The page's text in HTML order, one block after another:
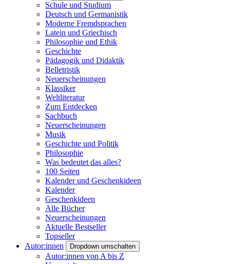
Schule und Studium
Deutsch und Germanistik
Moderne Fremdsprachen
Latein und Griechisch
Philosophie und Ethik
Geschichte
Pädagogik und Didaktik
Belletristik
Neuerscheinungen
Klassiker
Weltliteratur
Zum Entdecken
Sachbuch
Neuerscheinungen
Musik
Geschichte und Politik
Philosophie
Was bedeutet das alles?
100 Seiten
Kalender und Geschenkideen
Kalender
Geschenkideen
Alle Bücher
Neuerscheinungen
Aktuelle Bestseller
Topseller
Autor:innen
Dropdown umschalten
Autor:innen von A bis Z